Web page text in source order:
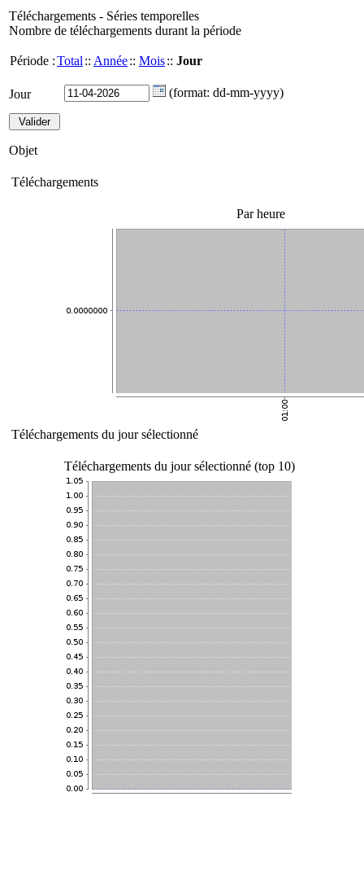
Téléchargements - Séries temporelles
Nombre de téléchargements durant la période
Période :Total :: Année:: Mois:: Jour
Jour (format: dd-mm-yyyy)
Objet
Téléchargements
Par heure
Téléchargements du jour sélectionné
Téléchargements du jour sélectionné (top 10)